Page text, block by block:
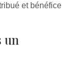
et bénéfice
un